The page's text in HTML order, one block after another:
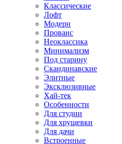
Классические
Лофт
Модерн
Прованс
Неоклассика
Минимализм
Под старину
Скандинавские
Элитные
Эксклюзивные
Хай-тек
Особенности
Для студии
Для хрущевки
Для дачи
Встроенные